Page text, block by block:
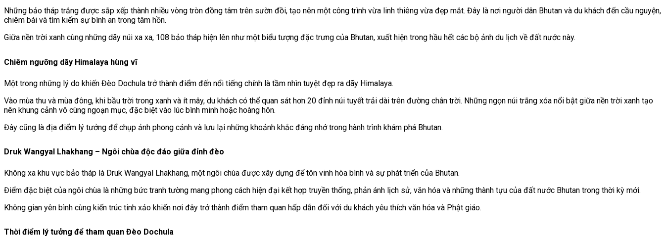
Những bảo tháp trắng được sắp xếp thành nhiều vòng tròn đồng tâm trên sườn đồi, tạo nên một công trình vừa linh thiêng vừa đẹp mắt. Đây là nơi người dân Bhutan và du khách đến cầu nguyện,
chiêm bái và tìm kiếm sự bình an trong tâm hồn.
Giữa nền trời xanh cùng những dãy núi xa xa, 108 bảo tháp hiện lên như một biểu tượng đặc trưng của Bhutan, xuất hiện trong hầu hết các bộ ảnh du lịch về đất nước này.
Chiêm ngưỡng dãy Himalaya hùng vĩ
Một trong những lý do khiến Đèo Dochula trở thành điểm đến nổi tiếng chính là tầm nhìn tuyệt đẹp ra dãy Himalaya.
Vào mùa thu và mùa đông, khi bầu trời trong xanh và ít mây, du khách có thể quan sát hơn 20 đỉnh núi tuyết trải dài trên đường chân trời. Những ngọn núi trắng xóa nổi bật giữa nền trời xanh tạo
nên khung cảnh vô cùng ngoạn mục, đặc biệt vào lúc bình minh hoặc hoàng hôn.
Đây cũng là địa điểm lý tưởng để chụp ảnh phong cảnh và lưu lại những khoảnh khắc đáng nhớ trong hành trình khám phá Bhutan.
Druk Wangyal Lhakhang – Ngôi chùa độc đáo giữa đỉnh đèo
Không xa khu vực bảo tháp là Druk Wangyal Lhakhang, một ngôi chùa được xây dựng để tôn vinh hòa bình và sự phát triển của Bhutan.
Điểm đặc biệt của ngôi chùa là những bức tranh tường mang phong cách hiện đại kết hợp truyền thống, phản ánh lịch sử, văn hóa và những thành tựu của đất nước Bhutan trong thời kỳ mới.
Không gian yên bình cùng kiến trúc tinh xảo khiến nơi đây trở thành điểm tham quan hấp dẫn đối với du khách yêu thích văn hóa và Phật giáo.
Thời điểm lý tưởng để tham quan Đèo Dochula